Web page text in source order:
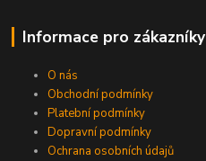
Informace pro zákazníky
O nás
Obchodní podmínky
Platební podmínky
Dopravní podmínky
Ochrana osobních údajů